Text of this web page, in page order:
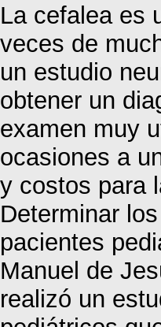
La cefalea es
veces de
un estudio
obtener un
examen muy
ocasiones a
y costos para
Determinar
pacientes
Manuel de
realizó un